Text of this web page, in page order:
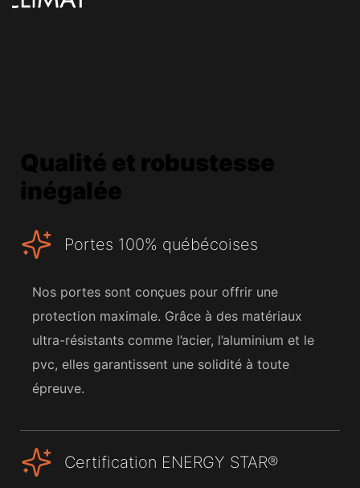
Qualité et robustesse
inégalée
Portes 100% québécoises
Nos portes sont conçues pour offrir une
protection maximale. Grâce à des matériaux
ultra-résistants comme l’acier, l’aluminium et le
pvc, elles garantissent une solidité à toute
épreuve.
Certification ENERGY STAR®